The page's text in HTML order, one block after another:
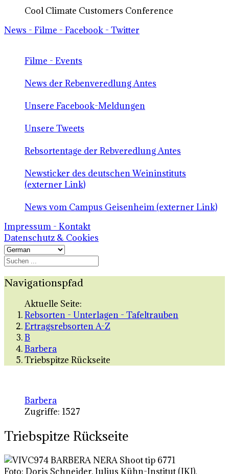
Cool Climate Customers Conference
News - Filme - Facebook - Twitter
Filme - Events
News der Rebenveredlung Antes
Unsere Facebook-Meldungen
Unsere Tweets
Rebsortentage der Rebveredlung Antes
Newsticker des deutschen Weininstituts
(externer Link)
News vom Campus Geisenheim (externer Link)
Impressum - Kontakt
Datenschutz & Cookies
Navigationspfad
Aktuelle Seite:
Rebsorten - Unterlagen - Tafeltrauben
Ertragsrebsorten A-Z
B
Barbera
Triebspitze Rückseite
Barbera
Zugriffe: 1527
Triebspitze Rückseite
Foto: Doris Schneider, Julius Kühn-Institut (JKI),